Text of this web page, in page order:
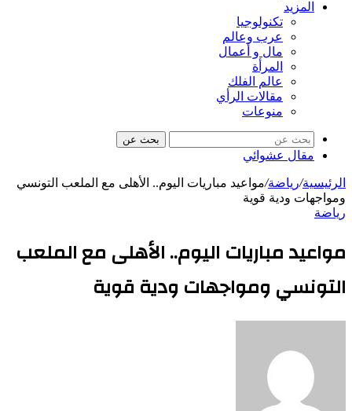
المزيد
تكنولوجيا
عرب وعالم
مال و أعمال
المرأة
عالم الفلك
مقالات الرأي
منوعات
بحث عن
مقال عشوائي
الرئيسية/رياضة/مواعيد مباريات اليوم.. الأهلى مع الملعب التونسي
ومواجهات ودية قوية
رياضة
مواعيد مباريات اليوم.. الأهلى مع الملعب
التونسي ومواجهات ودية قوية